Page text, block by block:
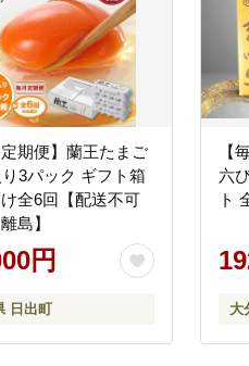
定期便】蘭王たまご
3パック ギフト箱
全6回【配送不可
島】
円
日出町
【
六
ト
大